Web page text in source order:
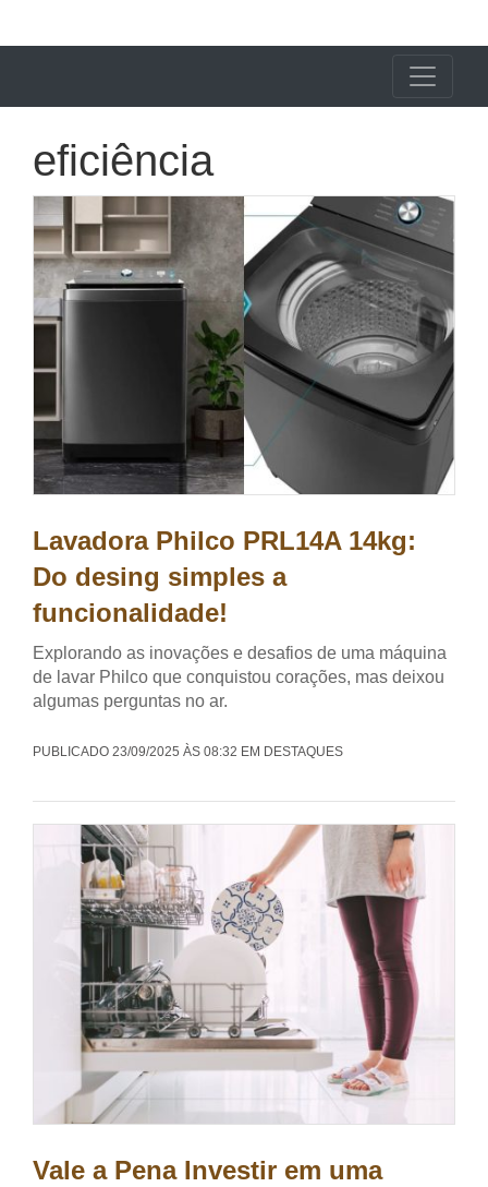
eficiência
Lavadora Philco PRL14A 14kg:
Do desing simples a
funcionalidade!
Explorando as inovações e desafios de uma máquina
de lavar Philco que conquistou corações, mas deixou
algumas perguntas no ar.
PUBLICADO 23/09/2025 ÀS 08:32 EM DESTAQUES
Vale a Pena Investir em uma